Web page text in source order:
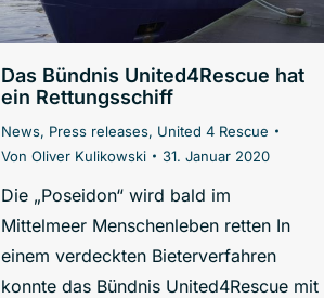
Das Bündnis United4Rescue hat
ein Rettungsschiff
News, Press releases, United 4 Rescue
Von Oliver Kulikowski 31. Januar 2020
Die „Poseidon“ wird bald im
Mittelmeer Menschenleben retten In
einem verdeckten Bieterverfahren
konnte das Bündnis United4Rescue mit